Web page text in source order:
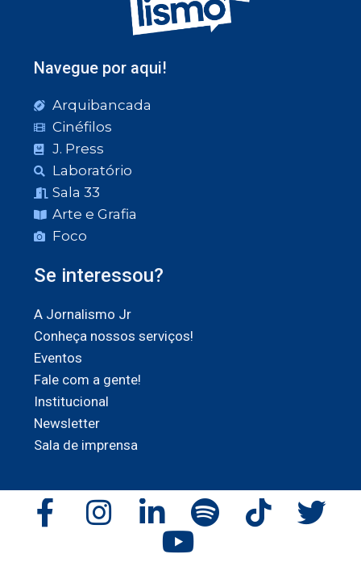
Navegue por aqui!
Arquibancada
Cinéfilos
J. Press
Laboratório
Sala 33
Arte e Grafia
Foco
Se interessou?
A Jornalismo Jr
Conheça nossos serviços!
Eventos
Fale com a gente!
Institucional
Newsletter
Sala de imprensa